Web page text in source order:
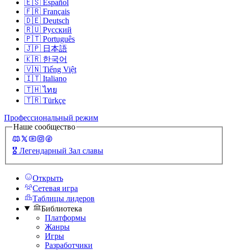
🇪🇸 Español
🇫🇷 Français
🇩🇪 Deutsch
🇷🇺 Русский
🇵🇹 Português
🇯🇵 日本語
🇰🇷 한국어
🇻🇳 Tiếng Việt
🇮🇹 Italiano
🇹🇭 ไทย
🇹🇷 Türkçe
Профессиональный режим
Наше сообщество
🎖️ Легендарный Зал славы
Открыть
Сетевая игра
Таблицы лидеров
Библиотека
Платформы
Жанры
Игры
Разработчики